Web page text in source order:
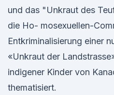
und das "Unkraut des
die Ho- mosexuellen-
Entkriminalisierung einer
«Unkraut der
indigener Kinder von
thematisiert.